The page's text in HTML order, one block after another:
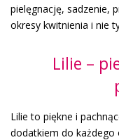
pielęgnację, sadzenie,
okresy kwitnienia i nie
Lilie –
Lilie to piękne i
dodatkiem do każdego